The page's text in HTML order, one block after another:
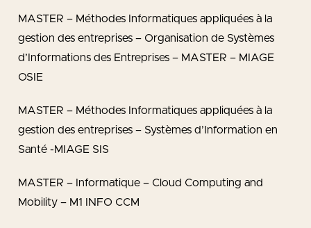
MASTER – Méthodes Informatiques appliquées à la
gestion des entreprises – Organisation de Systèmes
d’Informations des Entreprises – MASTER – MIAGE
OSIE
MASTER – Méthodes Informatiques appliquées à la
gestion des entreprises – Systèmes d’Information en
Santé -MIAGE SIS
MASTER – Informatique – Cloud Computing and
Mobility – M1 INFO CCM